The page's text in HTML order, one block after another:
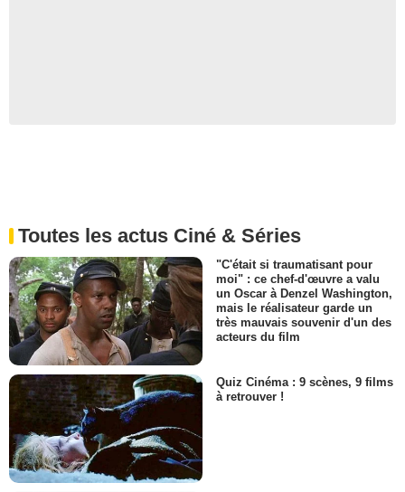
Toutes les actus Ciné & Séries
"C'était si traumatisant pour
moi" : ce chef-d'œuvre a valu
un Oscar à Denzel Washington,
mais le réalisateur garde un
très mauvais souvenir d'un des
acteurs du film
Quiz Cinéma : 9 scènes, 9 films
à retrouver !